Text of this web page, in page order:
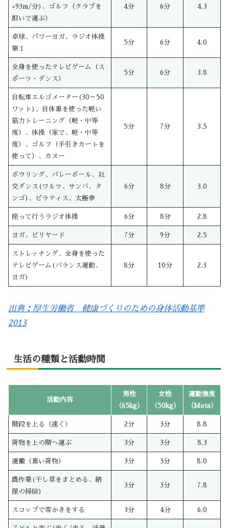
=93m/分)、ゴルフ（クラブを
担いで運ぶ）
4分 6分 4.3
卓球、パワーヨガ、ラジオ体操
第１
5分 6分 4.0
全身を使ったテレビゲーム（ス
ポーツ・ダンス）
5分 6分 3.8
自転車エルゴメーター(30～50
ワット)、自体重を使った軽い
筋力トレーニング（軽・中等
度）、体操（家で、軽・中等
度）、ゴルフ（手引きカートを
使って）、カヌー
5分 7分 3.5
ボウリング、バレーボール、社
交ダンス(ワルツ、サンバ、タ
ンゴ)、ピラティス、太極拳
6分 8分 3.0
座って行うラジオ体操 6分 8分 2.8
ヨガ、ビリヤード 7分 9分 2.5
ストレッチング、全身を使った
テレビゲーム(バランス運動、
ヨガ)
8分 10分 2.3
出典：厚生労働省 健康づくりのための身体活動基準
2013
生活の種類と活動時間
活動内容
男性
（65kg）
女性
（50kg）
運動強度
（Mets）
階段を上る（速く） 2分 3分 8.8
荷物を上の階へ運ぶ 3分 3分 8.3
運搬（重い荷物） 3分 3分 8.0
農作業(干し草をまとめる、納
屋の掃除)
3分 3分 7.8
スコップで雪かきをする 3分 4分 6.0